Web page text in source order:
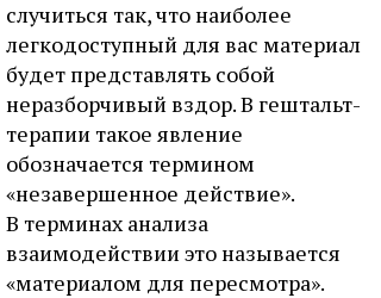
случиться так, что наиболее
легкодоступный для вас материал
будет представлять собой
неразборчивый вздор. В гештальт-
терапии такое явление
обозначается термином
«незавершенное действие».
В терминах анализа
взаимодействии это называется
«материалом для пересмотра».